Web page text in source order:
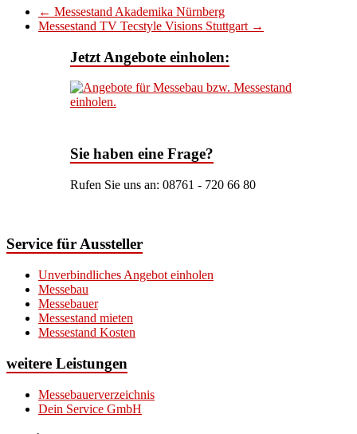
← Messestand Akademika Nürnberg
Messestand TV Tecstyle Visions Stuttgart →
Jetzt Angebote einholen:
Sie haben eine Frage?
Rufen Sie uns an: 08761 - 720 66 80
Service für Aussteller
Unverbindliches Angebot einholen
Messebau
Messebauer
Messestand mieten
Messestand Kosten
weitere Leistungen
Messebauerverzeichnis
Dein Service GmbH